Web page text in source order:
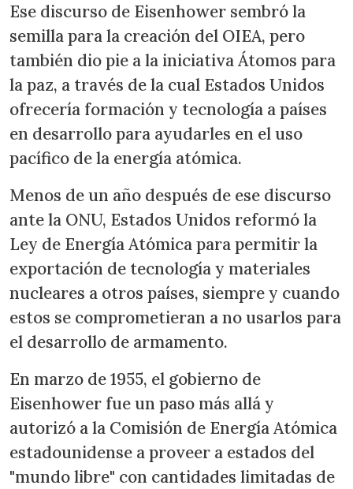
Ese discurso de Eisenhower sembró la
semilla para la creación del OIEA, pero
también dio pie a la iniciativa Átomos para
la paz, a través de la cual Estados Unidos
ofrecería formación y tecnología a países
en desarrollo para ayudarles en el uso
pacífico de la energía atómica.
Menos de un año después de ese discurso
ante la ONU, Estados Unidos reformó la
Ley de Energía Atómica para permitir la
exportación de tecnología y materiales
nucleares a otros países, siempre y cuando
estos se comprometieran a no usarlos para
el desarrollo de armamento.
En marzo de 1955, el gobierno de
Eisenhower fue un paso más allá y
autorizó a la Comisión de Energía Atómica
estadounidense a proveer a estados del
"mundo libre" con cantidades limitadas de